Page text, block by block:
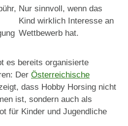
Nur sinnvoll, wenn das
Kind wirklich Interesse an
Wettbewerb hat.
es bereits organisierte
Der Österreichische
dass Hobby Horsing nicht
ist, sondern auch als
für Kinder und Jugendliche